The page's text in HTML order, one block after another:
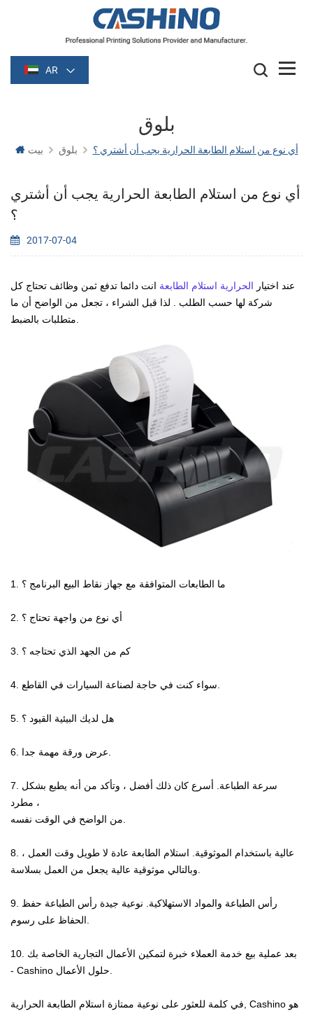
AR
بلوق
بيت بلوق أي نوع من استلام الطابعة الحرارية يجب أن أشتري ؟
أي نوع من استلام الطابعة الحرارية يجب أن أشتري
؟
2017-07-04
عند اختيار الحرارية استلام الطابعة انت دائما تدفع ثمن وظائف تحتاج كل
شركة لها حسب الطلب . لذا قبل الشراء ، تجعل من الواضح أن ما
1. ما الطابعات المتوافقة مع جهاز نقاط البيع البرنامج ؟
2. أي نوع من واجهة تحتاج ؟
3. كم من الجهد الذي تحتاجه ؟
5. هل لديك البيئية القيود ؟
7. سرعة الطباعة. أسرع كان ذلك أفضل ، وتأكد من أنه يطبع بشكل
مطرد ،
8. عالية باستخدام الموثوقية. استلام الطابعة عادة لا طويل وقت العمل ،
9. رأس الطباعة والمواد الاستهلاكية. نوعية جيدة رأس الطباعة حفظ
10. بعد عملية بيع خدمة العملاء خبرة لتمكين الأعمال التجارية الخاصة بك
Cashino